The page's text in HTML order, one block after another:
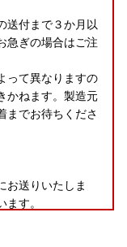
送付まで３か月以
急ぎの場合はご注
って異なりますの
かねます。製造元
までお待ちくださ
お送りいたしま
す。